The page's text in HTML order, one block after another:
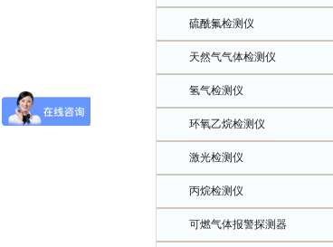
硫酰氟检测仪
天然气气体检测仪
氢气检测仪
环氧乙烷检测仪
激光检测仪
丙烷检测仪
可燃气体报警探测器